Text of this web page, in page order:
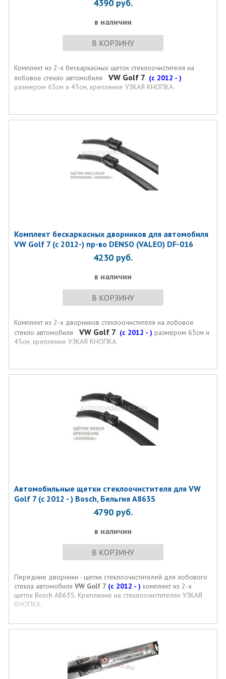
4390 руб.
в наличии
В КОРЗИНУ
Комплект из 2-х бескаркасных щеток стеклоочистителя на
лобовое стекло автомобиля
VW Golf 7 (с 2012 - )
размером 65см и 45см, крепление УЗКАЯ КНОПКА.
Комплект бескаркаcных дворников для автомобиля
VW Golf 7 (с 2012-) пр-во DENSO (VALEO) DF-016
4230 руб.
в наличии
В КОРЗИНУ
Комплект из 2-х дворников стеклоочистителя на лобовое
стекло автомобиля
VW Golf 7 (с 2012 - ) размером 65см и
45см, крепление УЗКАЯ КНОПКА.
Автомобильные щетки стеклоочистителя для VW
Golf 7 (с 2012 - ) Bosch, Бельгия A863S
4790 руб.
в наличии
В КОРЗИНУ
Передние дворники - щетки стеклоочистителей для лобового
стекла автомобиля VW Golf 7 (с 2012 - ) комплект из 2-х
щеток Bosch A863S. Крепление на стеклоочистителях УЗКАЯ
КНОПКА.